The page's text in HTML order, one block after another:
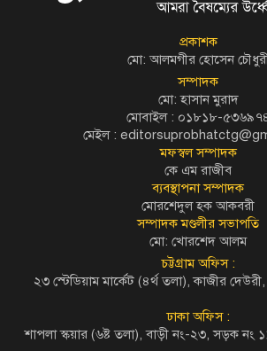
প্রকাশক
মো: আলমগীর হোসেন
সম্পাদক
মো: হাসান মুরাদ
মোবাইল : ০১৮১৮-
মেইল :
মফস্বল সম্পাদক
কে এম রাজীব
ব্যবস্থাপনা সম্পাদক
মোরশেদুল হক আকবরী
সম্পাদক মণ্ডলীর সভাপতি
মো: খোরশেদ আলম
চট্টগ্রাম অফিস :
২৩ স্টেডিয়াম মার্কেট (৪র্থ তলা), কাজীর দেউরী,
ঢাকা অফিস :
শাপলা স্কয়ার (৬ষ্ট তলা), বাড়ী নং-২৩, সড়ক নং